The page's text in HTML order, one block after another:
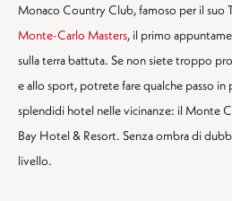
Monaco Country Club, famoso per il suo
Monte-Carlo Masters, il primo
sulla terra battuta. Se non siete troppo
e allo sport, potrete fare qualche passo in
splendidi hotel nelle vicinanze: il Monte
Bay Hotel & Resort. Senza ombra di
livello.